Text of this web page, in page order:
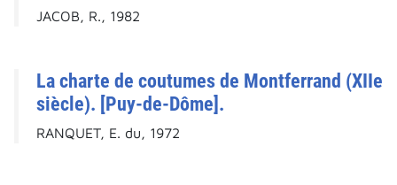
JACOB, R., 1982
La charte de coutumes de Montferrand (XIIe
siècle). [Puy-de-Dôme].
RANQUET, E. du, 1972